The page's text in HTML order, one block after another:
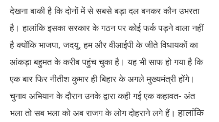
देखना बाकी है कि दोनों में से सबसे बड़ा दल बनकर कौन उभरता
है। हालांकि इसका सरकार के गठन पर कोई फर्क पड़ने वाला नहीं
है क्योंकि भाजपा, जदयू, हम और वीआईपी के जीते विधायकों का
आंकड़ा बहुमत के करीब पहुंच चुका है। यह भी साफ हो गया है कि
एक बार फिर नीतीश कुमार ही बिहार के अगले मुख्यमंत्री होंगे।
चुनाव अभियान के दौरान उनके द्वारा कही गई एक कहावत- अंत
भला तो सब भला को अब राजग के लोग दोहराने लगे हैं।हालांकि